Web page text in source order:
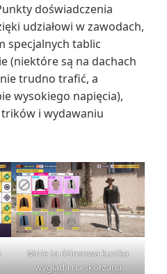
doświadczenia
udziałowi w zawodach,
specjalnych tablic
(niektóre są na dachach
trudno trafić, a
wysokiego napięcia),
i wydawaniu
Mnie ta dżinsowa kurtka
wygląda na skórzaną